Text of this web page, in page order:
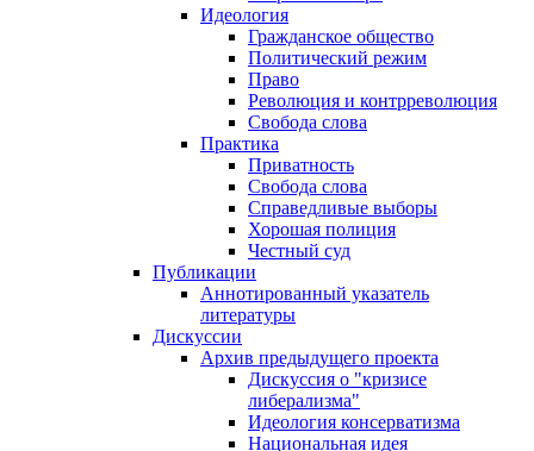
Идеология
Гражданское общество
Политический режим
Право
Революция и контрреволюция
Свобода слова
Практика
Приватность
Свобода слова
Справедливые выборы
Хорошая полиция
Честный суд
Публикации
Аннотированный указатель
литературы
Дискуссии
Архив предыдущего проекта
Дискуссия о "кризисе
либерализма"
Идеология консерватизма
Национальная идея